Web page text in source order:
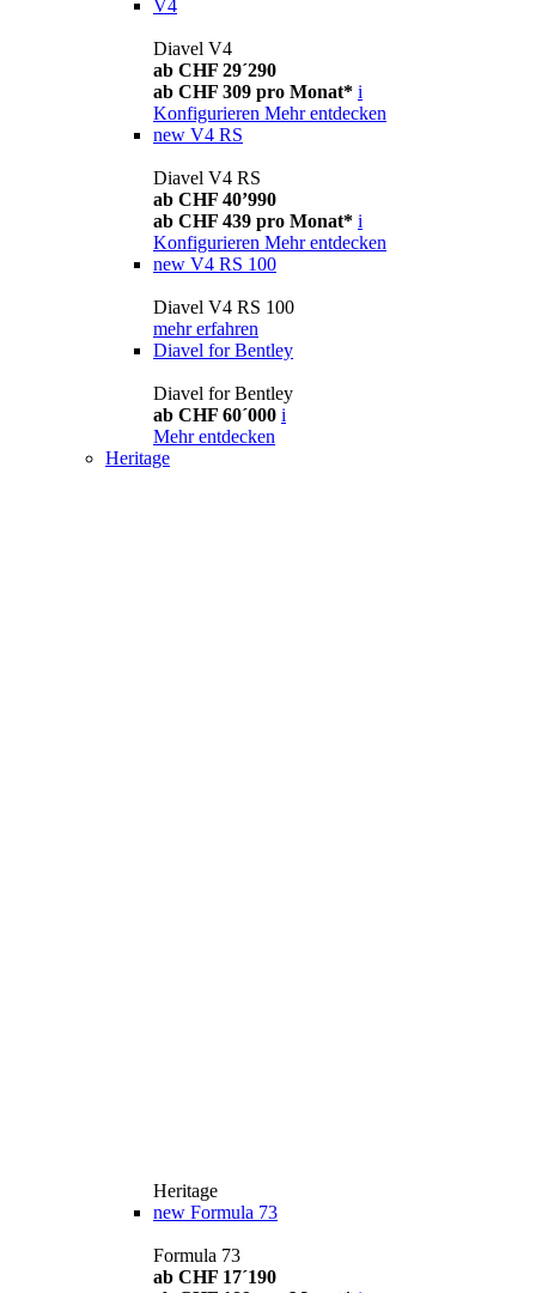
V4
Diavel V4
ab CHF 29´290
ab CHF 309 pro Monat* i
Konfigurieren Mehr entdecken
new V4 RS
Diavel V4 RS
ab CHF 40’990
ab CHF 439 pro Monat* i
Konfigurieren Mehr entdecken
new V4 RS 100
Diavel V4 RS 100
mehr erfahren
Diavel for Bentley
Diavel for Bentley
ab CHF 60´000 i
Mehr entdecken
Heritage
Heritage
new Formula 73
Formula 73
ab CHF 17´190